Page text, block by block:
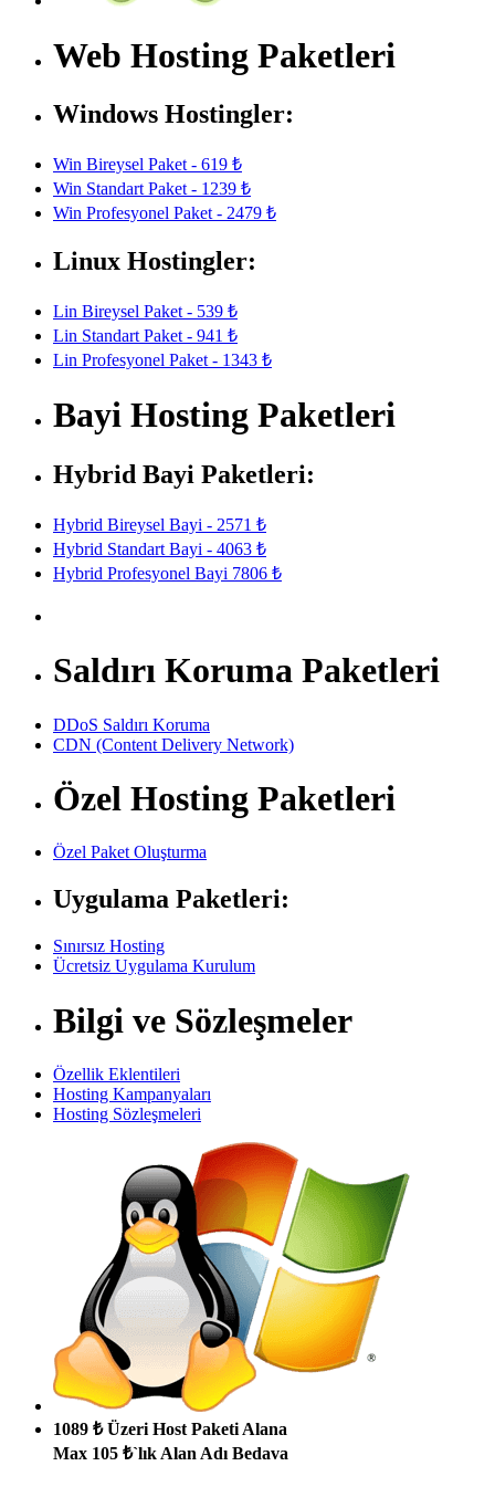
Web Hosting Paketleri
Windows Hostingler:
Win Bireysel Paket - 619 ₺
Win Standart Paket - 1239 ₺
Win Profesyonel Paket - 2479 ₺
Linux Hostingler:
Lin Bireysel Paket - 539 ₺
Lin Standart Paket - 941 ₺
Lin Profesyonel Paket - 1343 ₺
Bayi Hosting Paketleri
Hybrid Bayi Paketleri:
Hybrid Bireysel Bayi - 2571 ₺
Hybrid Standart Bayi - 4063 ₺
Hybrid Profesyonel Bayi 7806 ₺
Saldırı Koruma Paketleri
DDoS Saldırı Koruma
CDN (Content Delivery Network)
Özel Hosting Paketleri
Özel Paket Oluşturma
Uygulama Paketleri:
Sınırsız Hosting
Ücretsiz Uygulama Kurulum
Bilgi ve Sözleşmeler
Özellik Eklentileri
Hosting Kampanyaları
Hosting Sözleşmeleri
1089 ₺ Üzeri Host Paketi Alana
Max 105 ₺`lık Alan Adı Bedava